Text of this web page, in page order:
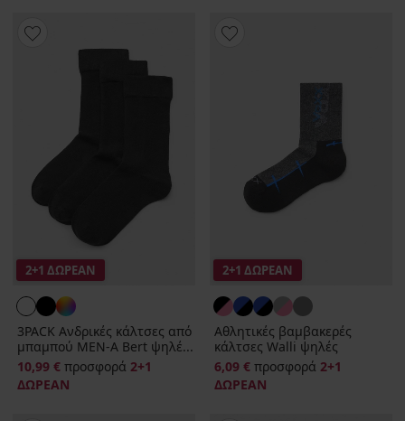
2+1 ΔΩΡΕΑΝ
3PACK Ανδρικές κάλτσες από
μπαμπού MEN-A Bert ψηλέ...
10,99 € προσφορά 2+1
ΔΩΡΕΑΝ
2+1 ΔΩΡΕΑΝ
Αθλητικές βαμβακερές
κάλτσες Walli ψηλές
6,09 € προσφορά 2+1
ΔΩΡΕΑΝ